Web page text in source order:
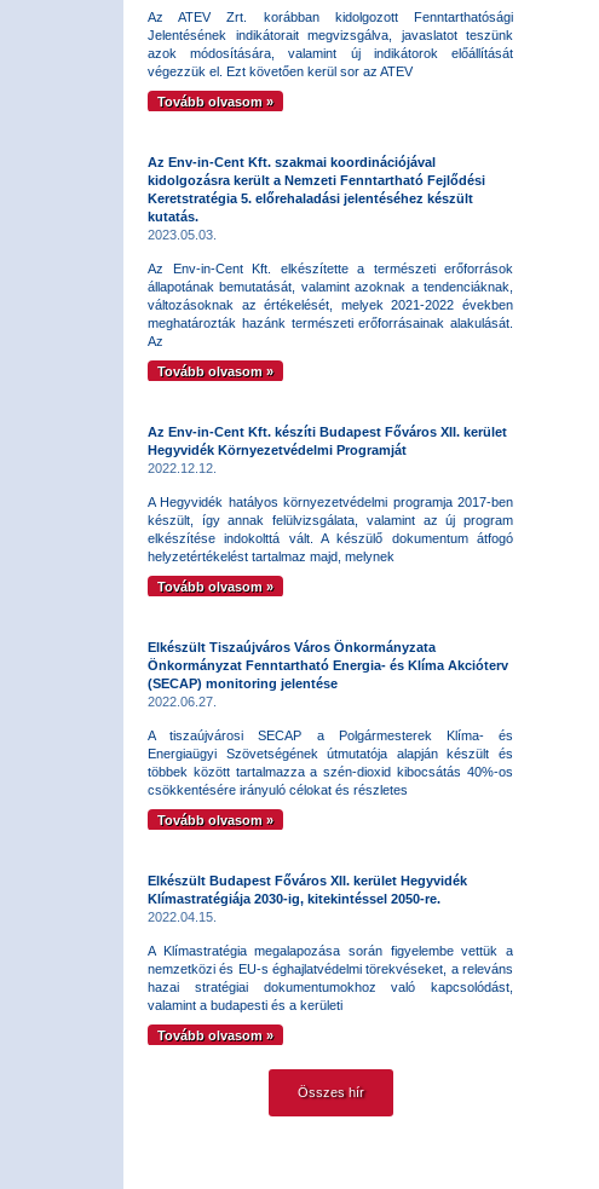
Az ATEV Zrt. korábban kidolgozott Fenntarthatósági
Jelentésének indikátorait megvizsgálva, javaslatot teszünk
azok módosítására, valamint új indikátorok előállítását
végezzük el. Ezt követően kerül sor az ATEV
Tovább olvasom »
Az Env-in-Cent Kft. szakmai koordinációjával
kidolgozásra került a Nemzeti Fenntartható Fejlődési
Keretstratégia 5. előrehaladási jelentéséhez készült
kutatás.
2023.05.03.
Az Env-in-Cent Kft. elkészítette a természeti erőforrások
állapotának bemutatását, valamint azoknak a tendenciáknak,
változásoknak az értékelését, melyek 2021-2022 években
meghatározták hazánk természeti erőforrásainak alakulását.
Az
Tovább olvasom »
Az Env-in-Cent Kft. készíti Budapest Főváros XII. kerület
Hegyvidék Környezetvédelmi Programját
2022.12.12.
A Hegyvidék hatályos környezetvédelmi programja 2017-ben
készült, így annak felülvizsgálata, valamint az új program
elkészítése indokolttá vált. A készülő dokumentum átfogó
helyzetértékelést tartalmaz majd, melynek
Tovább olvasom »
Elkészült Tiszaújváros Város Önkormányzata
Önkormányzat Fenntartható Energia- és Klíma Akcióterv
(SECAP) monitoring jelentése
2022.06.27.
A tiszaújvárosi SECAP a Polgármesterek Klíma- és
Energiaügyi Szövetségének útmutatója alapján készült és
többek között tartalmazza a szén-dioxid kibocsátás 40%-os
csökkentésére irányuló célokat és részletes
Tovább olvasom »
Elkészült Budapest Főváros XII. kerület Hegyvidék
Klímastratégiája 2030-ig, kitekintéssel 2050-re.
2022.04.15.
A Klímastratégia megalapozása során figyelembe vettük a
nemzetközi és EU-s éghajlatvédelmi törekvéseket, a releváns
hazai stratégiai dokumentumokhoz való kapcsolódást,
valamint a budapesti és a kerületi
Tovább olvasom »
Összes hír